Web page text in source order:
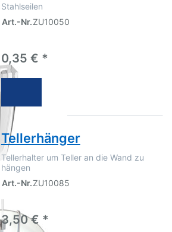
Stahlseilen
Art.-Nr.ZU10050
0,35 € *
Tellerhänger
Tellerhalter um Teller an die Wand zu
hängen
Art.-Nr.ZU10085
3,50 € *